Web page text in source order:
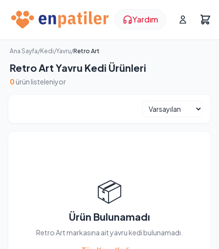
Yardım
Ana Sayfa/Kedi/Yavru/Retro Art
Retro Art Yavru Kedi Ürünleri
0 ürün listeleniyor
📦
Ürün Bulunamadı
Retro Art markasına ait yavru kedi bulunamadı.